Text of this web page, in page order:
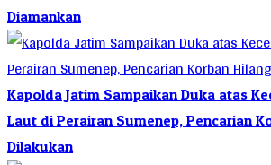
Diamankan
Kapolda Jatim Sampaikan Duka atas
Laut di Perairan Sumenep, Pencarian
Dilakukan